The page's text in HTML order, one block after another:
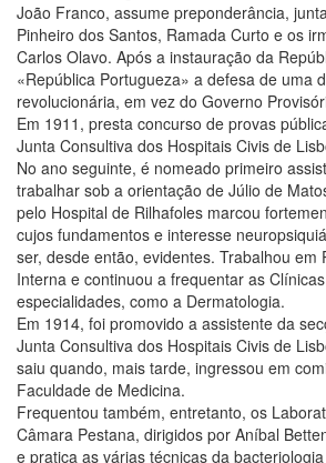
João Franco, assume preponderância,
Pinheiro dos Santos, Ramada Curto e os
Carlos Olavo. Após a instauração da
«República Portugueza» a defesa de uma
revolucionária, em vez do Governo
Em 1911, presta concurso de provas
Junta Consultiva dos Hospitais Civis de
No ano seguinte, é nomeado primeiro
trabalhar sob a orientação de Júlio de
pelo Hospital de Rilhafoles marcou
cujos fundamentos e interesse
ser, desde então, evidentes. Trabalhou em
Interna e continuou a frequentar as
especialidades, como a Dermatologia.
Em 1914, foi promovido a assistente da
Junta Consultiva dos Hospitais Civis de
saiu quando, mais tarde, ingressou em
Faculdade de Medicina.
Frequentou também, entretanto, os
Câmara Pestana, dirigidos por Aníbal
e pratica as várias técnicas da